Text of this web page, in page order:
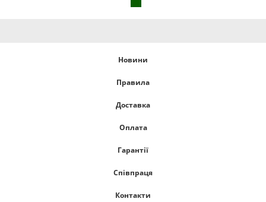
Новини
Правила
Доставка
Оплата
Гарантії
Співпраця
Контакти